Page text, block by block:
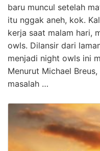
baru muncul setelah
itu nggak aneh, kok.
kerja saat malam hari,
owls. Dilansir dari
menjadi night owls ini
Menurut Michael
masalah …